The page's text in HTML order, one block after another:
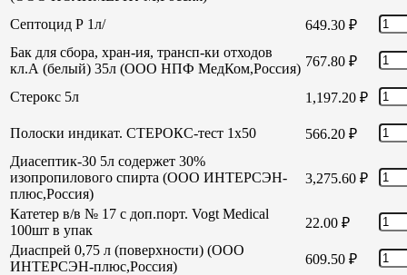
Септоцид Р 1л/
649.30 ₽
Бак для сбора, хран-ия, трансп-ки отходов
кл.А (белый) 35л (ООО НПФ МедКом,Россия) 767.80 ₽
Стерокс 5л 1,197.20 ₽
Полоски индикат. СТЕРОКС-тест 1х50 566.20 ₽
Диасептик-30 5л содержет 30%
изопропилового спирта (ООО ИНТЕРСЭН-
плюс,Россия)
3,275.60 ₽
Катетер в/в № 17 с доп.порт. Vogt Medical
100шт в упак
22.00 ₽
Диаспрей 0,75 л (поверхности) (ООО
ИНТЕРСЭН-плюс,Россия)
609.50 ₽